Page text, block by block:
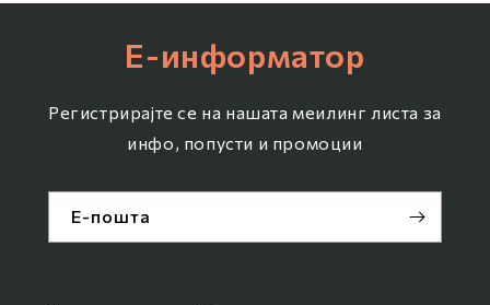
Е-информатор
Регистрирајте се на нашата меилинг листа за
инфо, попусти и промоции
Е-пошта